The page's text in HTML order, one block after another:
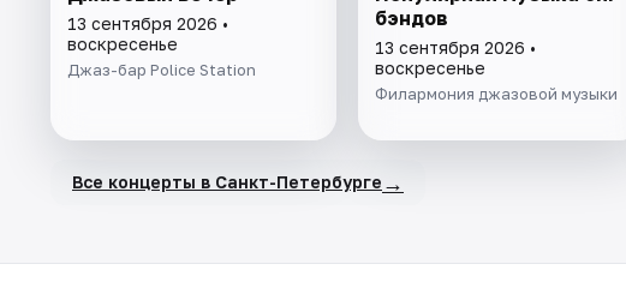
13 сентября 2026 •
воскресенье
Джаз-бар Police Station
бэндов
13 сентября 2026 •
воскресенье
Филармония джазовой музыки
Все концерты в Санкт-Петербурге →